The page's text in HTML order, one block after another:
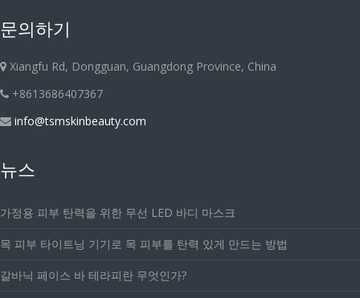
문의하기
Xiangfu Rd, Dongguan, Guangdong Province, China
+8613686407367
info@tsmskinbeauty.com
뉴스
가정용 피부 탄력을 위한 무선 LED 바디 마스크
목 피부 타이트닝 기기로 목 피부를 탄력 있게 만드는 방법
갈바닉 페이스 바 테라피란 무엇인가?